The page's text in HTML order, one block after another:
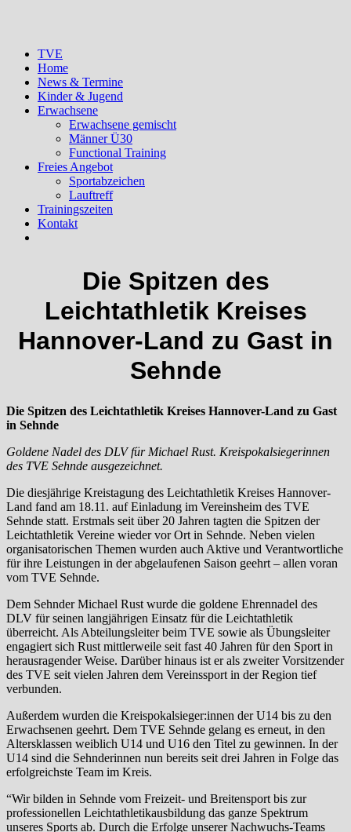
TVE
Home
News & Termine
Kinder & Jugend
Erwachsene
Erwachsene gemischt
Männer Ü30
Functional Training
Freies Angebot
Sportabzeichen
Lauftreff
Trainingszeiten
Kontakt
Die Spitzen des
Leichtathletik Kreises
Hannover-Land zu Gast in
Sehnde
Die Spitzen des Leichtathletik Kreises Hannover-Land zu Gast
in Sehnde
Goldene Nadel des DLV für Michael Rust. Kreispokalsiegerinnen
des TVE Sehnde ausgezeichnet.
Die diesjährige Kreistagung des Leichtathletik Kreises Hannover-
Land fand am 18.11. auf Einladung im Vereinsheim des TVE
Sehnde statt. Erstmals seit über 20 Jahren tagten die Spitzen der
Leichtathletik Vereine wieder vor Ort in Sehnde. Neben vielen
organisatorischen Themen wurden auch Aktive und Verantwortliche
für ihre Leistungen in der abgelaufenen Saison geehrt – allen voran
vom TVE Sehnde.
Dem Sehnder Michael Rust wurde die goldene Ehrennadel des
DLV für seinen langjährigen Einsatz für die Leichtathletik
überreicht. Als Abteilungsleiter beim TVE sowie als Übungsleiter
engagiert sich Rust mittlerweile seit fast 40 Jahren für den Sport in
herausragender Weise. Darüber hinaus ist er als zweiter Vorsitzender
des TVE seit vielen Jahren dem Vereinssport in der Region tief
verbunden.
Außerdem wurden die Kreispokalsieger:innen der U14 bis zu den
Erwachsenen geehrt. Dem TVE Sehnde gelang es erneut, in den
Altersklassen weiblich U14 und U16 den Titel zu gewinnen. In der
U14 sind die Sehnderinnen nun bereits seit drei Jahren in Folge das
erfolgreichste Team im Kreis.
“Wir bilden in Sehnde vom Freizeit- und Breitensport bis zur
professionellen Leichtathletikausbildung das ganze Spektrum
unseres Sports ab. Durch die Erfolge unserer Nachwuchs-Teams